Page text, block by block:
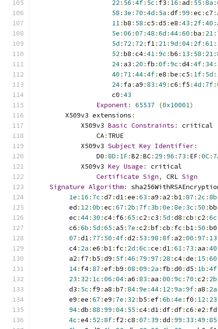
22 : 56 :4f: 5c : f3 : 16 : ad : 55 :8a :
58 : 3e : 70 :4d : 5a :df:99 :ec :c7 :
11:b8 : 58 :c5 :d5 :e8 :43 : 2f:40 :
5e :06 :07 :48 :6d :44:60 :ba : 21:
5d : 72 : 72 : f1: 21:9d :04: 2f:61:
52 :b8 :c4:41:9c :b6 : 13 : 58 : 21:
24: a3 : 20 : fb :0f:9c :d4:4f: 34:
40 : 71:44:4f:e8 :be :c5 : 1f: 5d :
24: fa : a9 :83 :49 :c6 : f5 :4d : 7f:
                    c0
:43
Exponent: 65537 (0x10001)
        X509v3 extensions
:
            X509v3
Basic Constraints :
critical
                CA
: TRUE
            X509v3
Subject Key Identifier:
                D0
:8D : 1F:B2 :BC: 29 :96 : 73 : EF:0C:
            X509v3
Key Usage :
critical
Certificate Sign, CRL Sign
Signature Algorithm:
1e : 16 : 7c :d7 :d1:ee :63 : a9 : a2 :b1:87 : 2c :8b
         ed
: 12 :0b :ec :67 : 2b : 7f: 3b :0e :8e : 3c : 50 :bb
         ec
:44: 30 :c4: f6 :65 :c2 :c3 : 5d :d8 :cb :c2 :6c
         c6
:6b : 5d :65 : a5 : 7e :c2 :bf:cb : fc :b1: 50 :b0
07 :d1: 77 : 50 :4f:d2 : 53 :98 :8f: a2 :00 :97 : 13
         c4
: 2a :e6 :b1: fc : 2d :6c :ce :d1:61: 73 : aa :40
         a2
: f7 :b5 :d9 : 5f:46 : 79 :97 : 28 :c4:de : 15 :60
14: f4:87 :ef:b9 :08 :09 : 2a : fb :d0 :d5 : 1b :4f
23 : 32 : 1c :06 :04: a6 :83 : aa :00 :9c : 70 :c2 : 2b
         d3
: 5c : f9 : a8 :b7 :84:9e :44: 12 :9a :9f: a8 : 2a
         e9
:ee :67 :e9 : 7e : 32 :b5 :ef:6b :4e : f0 : 12 : 23
94:db :88 :99 :04: 55 :c4:d1:df:df:c6 :e2 : fd
4c :e4: 52 :8f: f2 :c8 :07 : 39 :dd :99 : 33 :49 :85